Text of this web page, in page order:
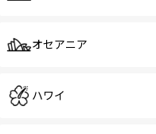
オセアニア
ハワイ